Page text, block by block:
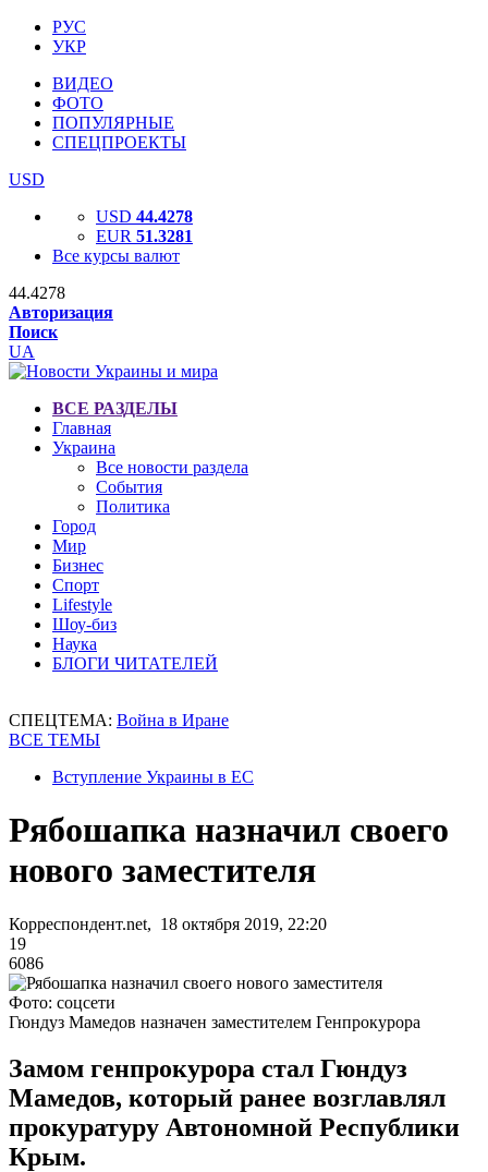
РУС
УКР
ВИДЕО
ФОТО
ПОПУЛЯРНЫЕ
СПЕЦПРОЕКТЫ
USD
USD 44.4278
EUR 51.3281
Все курсы валют
44.4278
Авторизация
Поиск
UA
ВСЕ РАЗДЕЛЫ
Главная
Украина
Все новости раздела
События
Политика
Город
Мир
Бизнес
Спорт
Lifestyle
Шоу-биз
Наука
БЛОГИ ЧИТАТЕЛЕЙ
СПЕЦТЕМА: Война в Иране
ВСЕ ТЕМЫ
Вступление Украины в ЕС
Рябошапка назначил своего
нового заместителя
Корреспондент.net, 18 октября 2019, 22:20
19
6086
Фото: соцсети
Гюндуз Мамедов назначен заместителем Генпрокурора
Замом генпрокурора стал Гюндуз
Мамедов, который ранее возглавлял
прокуратуру Автономной Республики
Крым.